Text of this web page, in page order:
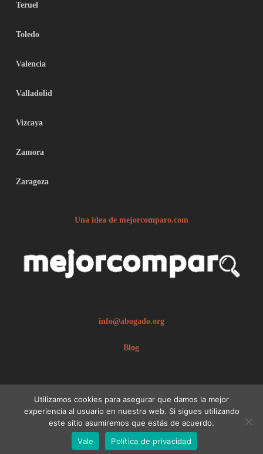
Teruel
Toledo
Valencia
Valladolid
Vizcaya
Zamora
Zaragoza
Una idea de mejorcomparo.com
info@abogado.org
Blog
© 2026 abogado.org.Aviso legal
Utilizamos cookies para asegurar que damos la mejor
experiencia al usuario en nuestra web. Si sigues utilizando
este sitio asumiremos que estás de acuerdo.
Vale
Política de privacidad